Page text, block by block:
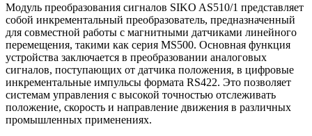
Модуль преобразования сигналов SIKO AS510/1 представляет
собой инкрементальный преобразователь, предназначенный
для совместной работы с магнитными датчиками линейного
перемещения, такими как серия MS500. Основная функция
устройства заключается в преобразовании аналоговых
сигналов, поступающих от датчика положения, в цифровые
инкрементальные импульсы формата RS422. Это позволяет
системам управления с высокой точностью отслеживать
положение, скорость и направление движения в различных
промышленных применениях.